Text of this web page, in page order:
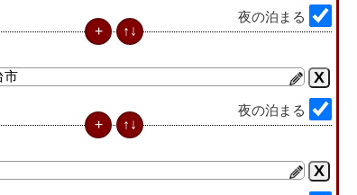
夜の泊まる
夜の泊まる